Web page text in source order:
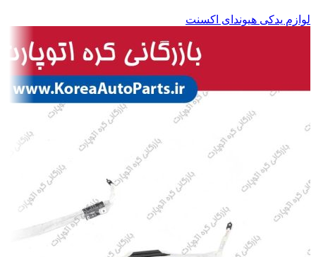
لوازم یدکی هیوندای اکسنت